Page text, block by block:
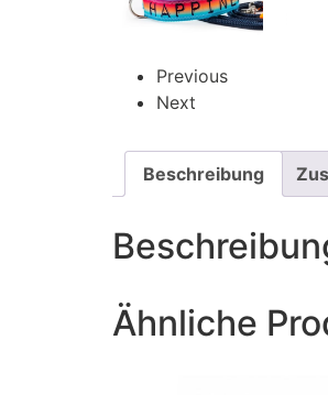
Previous
Next
Beschreibung
Ähnliche